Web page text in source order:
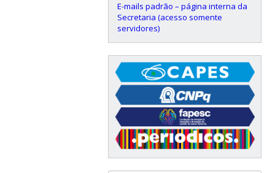
E-mails padrão – página interna da
Secretaria (acesso somente
servidores)